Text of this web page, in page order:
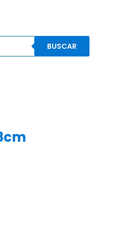
BUSCAR